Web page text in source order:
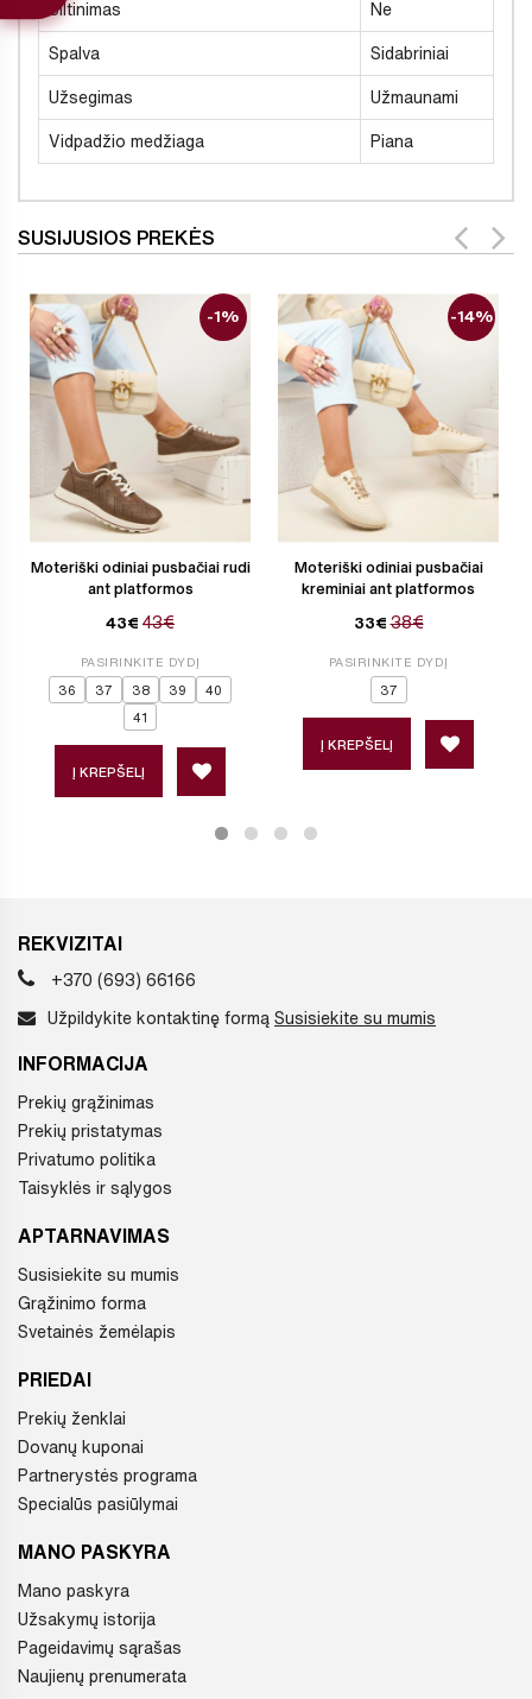
Šiltinimas Ne
Spalva Sidabriniai
Užsegimas Užmaunami
Vidpadžio medžiaga Piana
SUSIJUSIOS PREKĖS
Moteriški odiniai pusbačiai rudi
ant platformos
43€ 43€
-1%
PASIRINKITE DYDĮ
36 37 38 39 40
41
Į KREPŠELĮ
Moteriški odiniai pusbačiai
kreminiai ant platformos
33€ 38€
-14%
PASIRINKITE DYDĮ
37
Į KREPŠELĮ
REKVIZITAI
+370 (693) 66166
Užpildykite kontaktinę formą Susisiekite su mumis
INFORMACIJA
Prekių grąžinimas
Prekių pristatymas
Privatumo politika
Taisyklės ir sąlygos
APTARNAVIMAS
Susisiekite su mumis
Grąžinimo forma
Svetainės žemėlapis
PRIEDAI
Prekių ženklai
Dovanų kuponai
Partnerystės programa
Specialūs pasiūlymai
MANO PASKYRA
Mano paskyra
Užsakymų istorija
Pageidavimų sąrašas
Naujienų prenumerata